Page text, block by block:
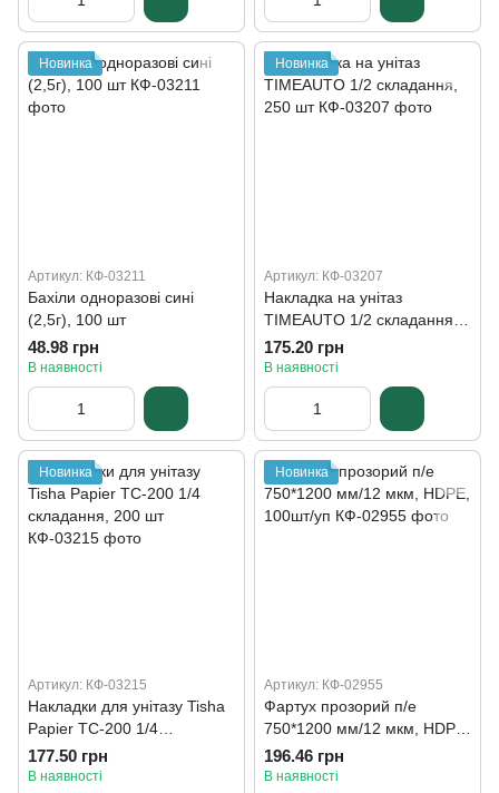
Новинка
Артикул: КФ-03211
Бахіли одноразові сині
(2,5г), 100 шт
48.98 грн
В наявності
Новинка
Артикул: КФ-03207
Накладка на унітаз
TIMEAUTO 1/2 складання,
250 шт
175.20 грн
В наявності
Новинка
Артикул: КФ-03215
Накладки для унітазу Tisha
Papier ТС-200 1/4
складання, 200 шт
177.50 грн
В наявності
Новинка
Артикул: КФ-02955
Фартух прозорий п/е
750*1200 мм/12 мкм, HDPE,
100шт/уп
196.46 грн
В наявності